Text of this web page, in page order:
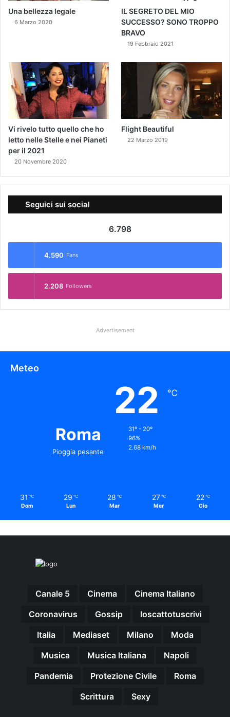
Una bellezza legale
6 Marzo 2020
IL SEGRETO DEL MIO
SUCCESSO? SONO TROPPO
BRAVO
19 Febbraio 2021
Vi rivelo tutto quello che ho
letto nelle Stelle e nei Pianeti
per il 2021
20 Novembre 2020
Flight Beautiful
22 Marzo 2019
Seguici sui social
6.798
4.590 Fans
2.208 Followers
Advertisement
Meteo
Roma
Pioggia pesante
22 ℃
31º - 20º
96%
2.68 km/h
31 ℃
Dom
29 ℃
Lun
28 ℃
Mar
27 ℃
Mer
22 ℃
Gio
Canale 5 Cinema
Cinema Italiano
Coronavirus
Gossip
Ioscattotuscrivi
Italia
Mediaset Milano
Moda
Musica
Musica Italiana
Napoli
Pandemia
Protezione Civile
Roma
Scrittura
Sexy